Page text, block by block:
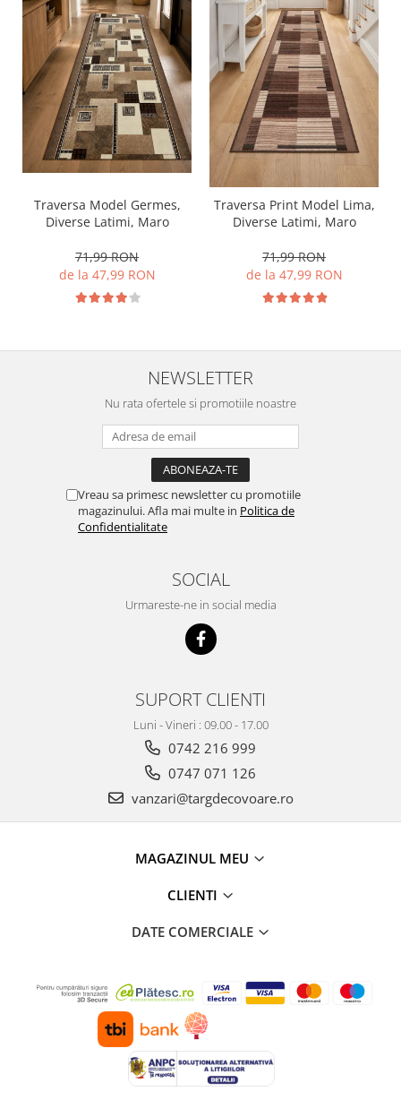
Traversa Model Germes,
Diverse Latimi, Maro
71,99 RON
de la 47,99 RON
Traversa Print Model Lima,
Diverse Latimi, Maro
71,99 RON
de la 47,99 RON
NEWSLETTER
Nu rata ofertele si promotiile noastre
Vreau sa primesc newsletter cu promotiile
magazinului. Afla mai multe in Politica de
Confidentialitate
SOCIAL
Urmareste-ne in social media
SUPORT CLIENTI
Luni - Vineri : 09.00 - 17.00
0742 216 999
0747 071 126
vanzari@targdecovoare.ro
MAGAZINUL MEU
CLIENTI
DATE COMERCIALE